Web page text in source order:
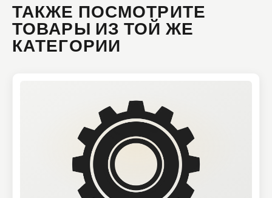
ТАКЖЕ ПОСМОТРИТЕ
ТОВАРЫ ИЗ ТОЙ ЖЕ
КАТЕГОРИИ